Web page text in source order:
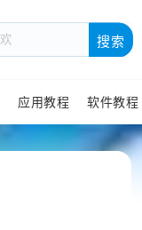
搜索
应用教程 软件教程